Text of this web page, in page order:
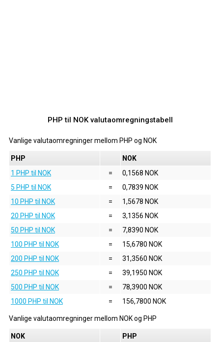
PHP til NOK valutaomregningstabell
Vanlige valutaomregninger mellom PHP og NOK
PHP
NOK
1 PHP til NOK
=
0,1568 NOK
5 PHP til NOK
=
0,7839 NOK
10 PHP til NOK
=
1,5678 NOK
20 PHP til NOK
=
3,1356 NOK
50 PHP til NOK
=
7,8390 NOK
100 PHP til NOK
=
15,6780 NOK
200 PHP til NOK
=
31,3560 NOK
250 PHP til NOK
=
39,1950 NOK
500 PHP til NOK
=
78,3900 NOK
1000 PHP til NOK
= 156,7800 NOK
Vanlige valutaomregninger mellom NOKog PHP
NOK
PHP